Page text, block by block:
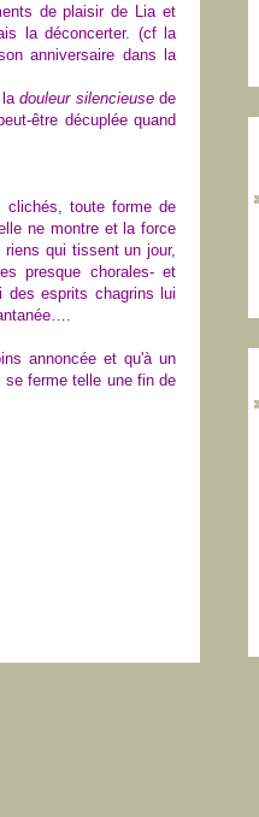
de plaisir de Lia et
la déconcerter. (cf la
anniversaire dans la
ladouleur silencieusede
être décuplée quand
clichés, toute forme de
ne montre et la force
qui tissent un jour,
presque chorales-et
esprits chagrins lui
annoncée et qu'à un
ferme telle une fin de